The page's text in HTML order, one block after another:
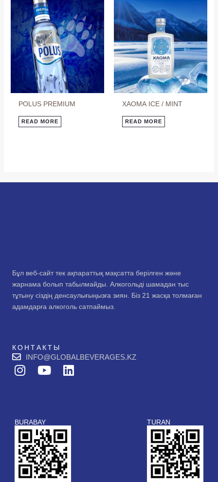
POLUS PREMIUM
READ MORE
ХАОМА ICE / MINT
READ MORE
Бұл веб-сайт тек ақпараттық мақсатта берілген және
жарнама болып табылмайды. Алкогольді шамадан тыс
тұтыну сіздің денсаулығыңызға зиян. Біз 21 жасқа толмаған
адамдарға алкоголь сатпаймыз.
КОНТАКТЫ
INFO@GLOBALBEVERAGES.KZ
I
n
a
g
r
a
m
Y
u
b
e
L
i
d
BURABAY TURAN